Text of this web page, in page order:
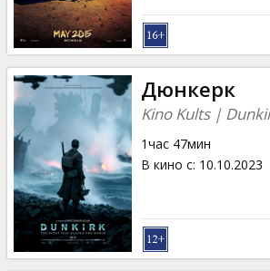
Дюнкерк
Kino Kults |
1час 47мин
В кино с: 10.10.2023